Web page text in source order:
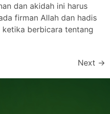
dan akidah ini harus
firman Allah dan hadis
ketika berbicara tentang
Next →